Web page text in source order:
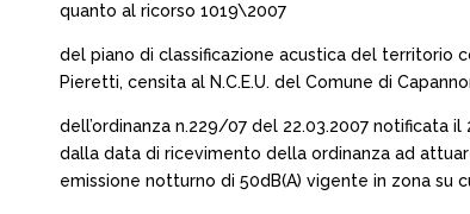
quanto al ricorso 1019\2007
del piano di classificazione acustica del territorio
Pieretti, censita al N.C.E.U. del Comune di
dell’ordinanza n.229/07 del 22.03.2007 notificata
dalla data di ricevimento della ordinanza ad
emissione notturno di 50dB(A) vigente in zona su